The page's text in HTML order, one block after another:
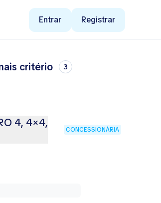
Entrar Registrar
critério 3
4, 4×4,
CONCESSIONÁRIA